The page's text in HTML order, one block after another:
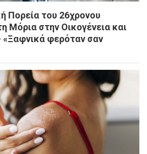
Πορεία του 26χρονου
Μόρια στην Οικογένεια και
«Ξαφνικά φερόταν σαν